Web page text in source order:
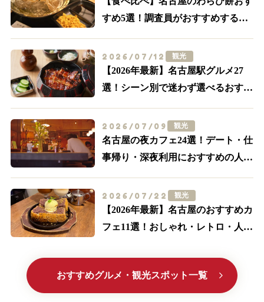
すめ5選！調査員がおすすめする外
2026/07/12 観光
【2026年最新】名古屋駅グルメ27
選！シーン別で迷わず選べるおすす
2026/07/09 観光
名古屋の夜カフェ24選！デート・仕
事帰り・深夜利用におすすめの人気
2026/07/22 観光
【2026年最新】名古屋のおすすめカ
フェ11選！おしゃれ・レトロ・人気
おすすめグルメ・観光スポット一覧